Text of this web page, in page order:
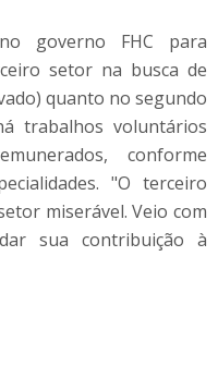
governo FHC para
setor na busca de
quanto no segundo
trabalhos voluntários
conforme
"O terceiro
miserável. Veio com
sua contribuição à